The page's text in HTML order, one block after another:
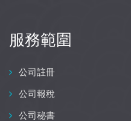
服務範圍
公司註冊
公司報稅
公司秘書